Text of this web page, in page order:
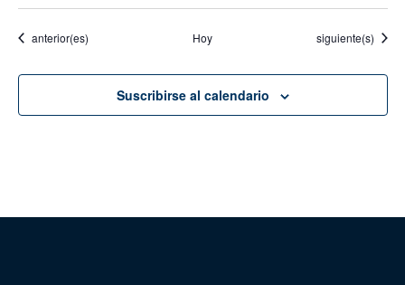
Eventos
anterior(es) Hoy Eventos
siguiente(s)
Suscribirse al calendario